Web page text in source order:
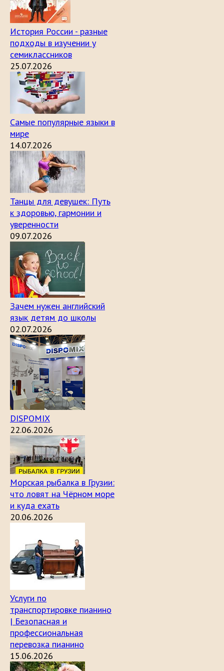
История России - разные
подходы в изучении у
семиклассников
25.07.2026
Самые популярные языки в
мире
14.07.2026
Танцы для девушек: Путь
к здоровью, гармонии и
уверенности
09.07.2026
Зачем нужен английский
язык детям до школы
02.07.2026
DISPOMIX
22.06.2026
Морская рыбалка в Грузии:
что ловят на Чёрном море
и куда ехать
20.06.2026
Услуги по
транспортировке пианино
| Безопасная и
профессиональная
перевозка пианино
15.06.2026